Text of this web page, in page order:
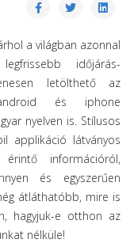
a világban azonnal
időjárás-
letölthető az
és iphone
nyelven is. Stílusos
applikáció látványos
információról,
és egyszerűen
átláthatóbb, mire is
hagyjuk-e otthon az
nélküle!